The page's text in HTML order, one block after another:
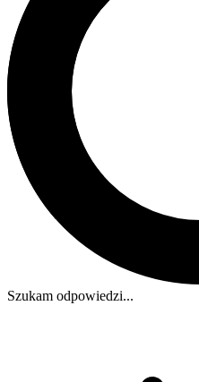
Szukam odpowiedzi...